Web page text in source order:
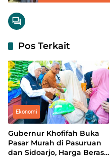
Pos Terkait
Ekonomi
Gubernur Khofifah Buka
Pasar Murah di Pasuruan
dan Sidoarjo, Harga Beras